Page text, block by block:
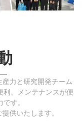
力と研究開発チーム
、メンテナンスが便
す。
供いたします。